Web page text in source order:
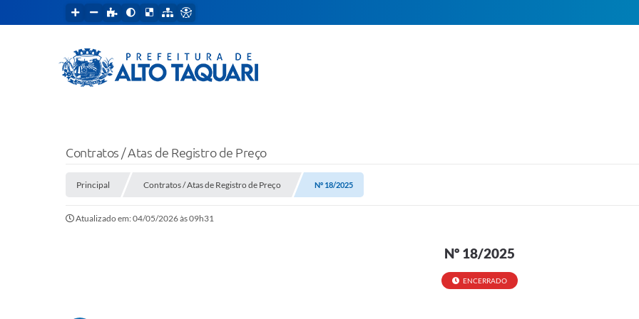
Contratos / Atas de Registro de Preço
Principal Contratos / Atas de Registro de Preço Nº 18/2025
Atualizado em: 04/05/2026 às 09h31
Nº 18/2025
ENCERRADO